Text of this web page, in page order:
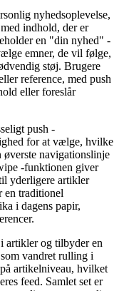
nyhedsoplevelse,
indhold, der er
en "din nyhed" -
emner, de vil følge,
støj. Brugere
reference, med push
eller foreslår
push -
for at vælge, hvilke
øverste navigationslinje
-funktionen giver
yderligere artikler
en traditionel
i dagens papir,
artikler og tilbyder en
vandret rulling i
artikelniveau, hvilket
feed. Samlet set er